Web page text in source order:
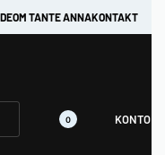
OM TANTE ANNAKONTAKT
0 KONTO